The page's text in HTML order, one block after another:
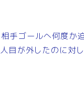
手ゴールへ何度か
目が外したのに対